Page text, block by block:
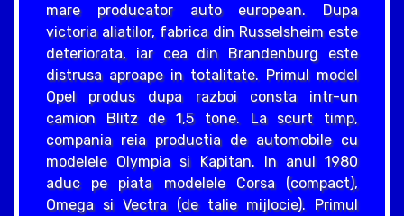
mare producator auto european. Dupa
victoria aliatilor, fabrica din Russelsheim este
deteriorata, iar cea din Brandenburg este
distrusa aproape in totalitate. Primul model
Opel produs dupa razboi consta intr-un
camion Blitz de 1,5 tone. La scurt timp,
compania reia productia de automobile cu
modelele Olympia si Kapitan. In anul 1980
aduc pe piata modelele Corsa (compact),
Omega si Vectra (de talie mijlocie). Primul